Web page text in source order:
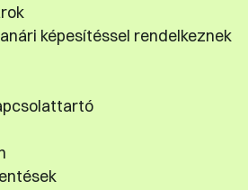
képesítéssel rendelkeznek